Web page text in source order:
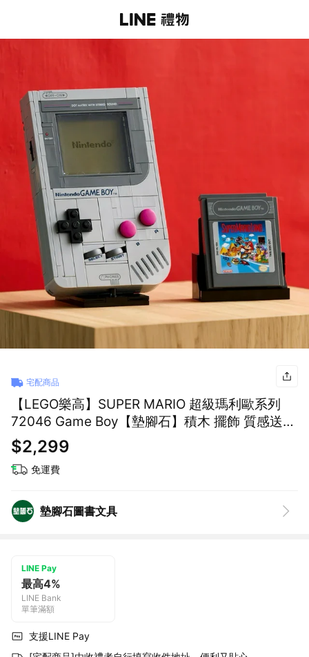
宅配商品
【LEGO樂高】SUPER MARIO 超級瑪利歐系列
72046 Game Boy【墊腳石】積木 擺飾 質感送禮
精選 交換禮物 萬聖節
$2,299
免運費
墊腳石圖書文具
LINE Pay
最高4%
LINE Bank
單筆滿額
支援LINE Pay